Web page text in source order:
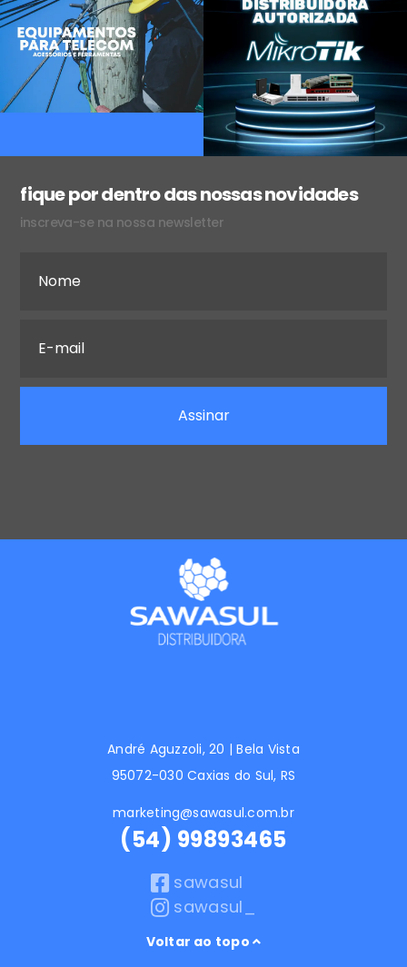
fique por dentro das nossas novidades
inscreva-se na nossa newsletter
Assinar
André Aguzzoli, 20 | Bela Vista
95072-030 Caxias do Sul, RS
marketing@sawasul.com.br
(54) 99893465
sawasul
sawasul_
Voltar ao topo